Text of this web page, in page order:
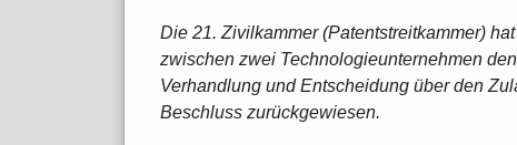
Die 21. Zivilkammer (Patentstreitkammer)
zwischen zwei Technologieunternehmen
Verhandlung und Entscheidung über den
Beschluss zurückgewiesen.